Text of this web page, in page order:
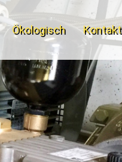
Ökologisch Kontakt